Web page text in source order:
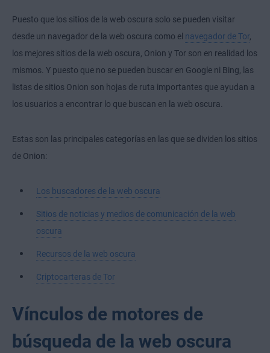
Puesto que los sitios de la web oscura solo se pueden visitar
desde un navegador de la web oscura como el navegador de Tor,
los mejores sitios de la web oscura, Onion y Tor son en realidad los
mismos. Y puesto que no se pueden buscar en Google ni Bing, las
listas de sitios Onion son hojas de ruta importantes que ayudan a
los usuarios a encontrar lo que buscan en la web oscura.
Estas son las principales categorías en las que se dividen los sitios
de Onion:
Los buscadores de la web oscura
Sitios de noticias y medios de comunicación de la web
oscura
Recursos de la web oscura
Criptocarteras de Tor
Vínculos de motores de
búsqueda de la web oscura